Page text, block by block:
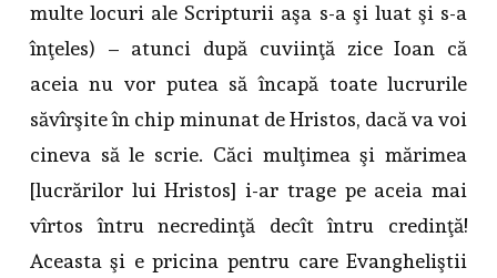
multe locuri ale Scripturii aşa s-a şi luat şi s-a
înţeles) – atunci după cuviinţă zice Ioan că
aceia nu vor putea să încapă toate lucrurile
săvîrşite în chip minunat de Hristos, dacă va voi
cineva să le scrie. Căci mulţimea şi mărimea
[lucrărilor lui Hristos] i-ar trage pe aceia mai
vîrtos întru necredinţă decît întru credinţă!
Aceasta şi e pricina pentru care Evangheliştii